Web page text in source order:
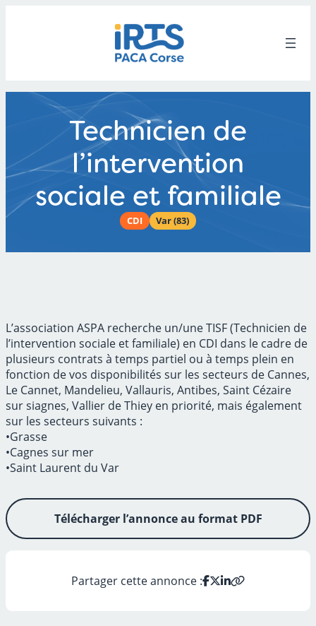
Technicien de
l’intervention
sociale et familiale
CDI Var (83)
L’association ASPA recherche un/une TISF (Technicien de
l’intervention sociale et familiale) en CDI dans le cadre de
plusieurs contrats à temps partiel ou à temps plein en
fonction de vos disponibilités sur les secteurs de Cannes,
Le Cannet, Mandelieu, Vallauris, Antibes, Saint Cézaire
sur siagnes, Vallier de Thiey en priorité, mais également
sur les secteurs suivants :
•Grasse
•Cagnes sur mer
•Saint Laurent du Var
Télécharger l’annonce au format PDF
Partager cette annonce :